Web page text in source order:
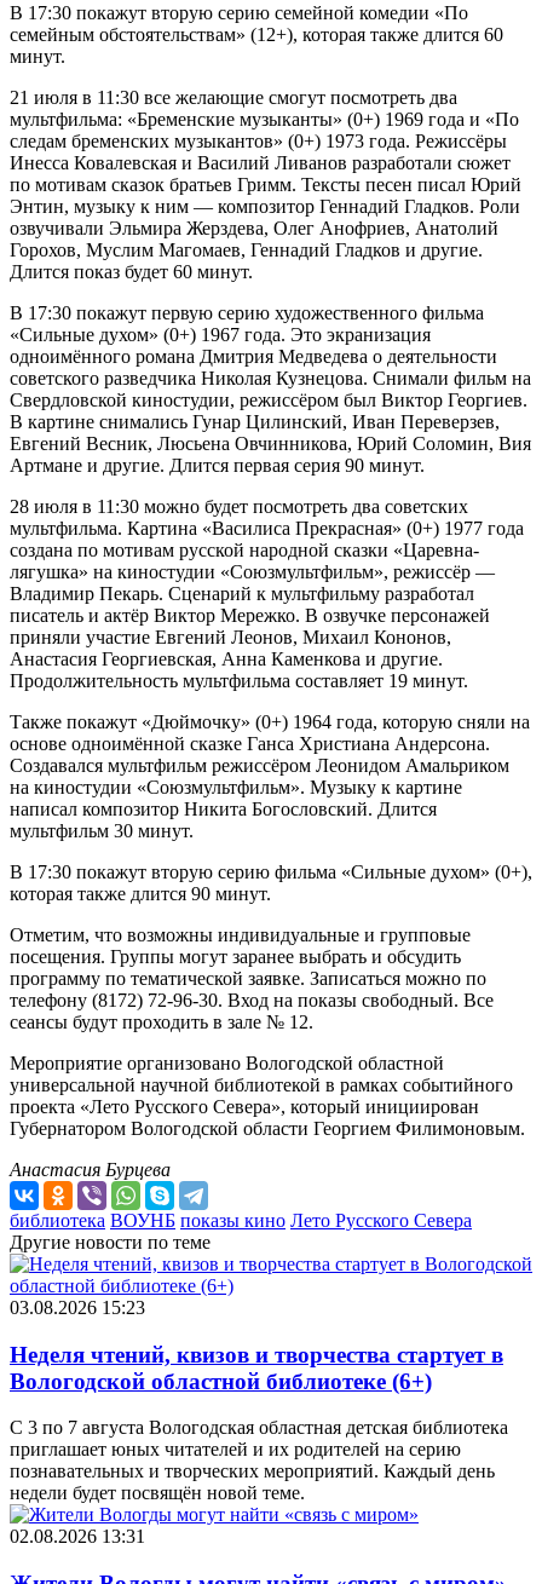
В 17:30 покажут вторую серию семейной комедии «По
семейным обстоятельствам» (12+), которая также длится 60
минут.
21 июля в 11:30 все желающие смогут посмотреть два
мультфильма: «Бременские музыканты» (0+) 1969 года и «По
следам бременских музыкантов» (0+) 1973 года. Режиссёры
Инесса Ковалевская и Василий Ливанов разработали сюжет
по мотивам сказок братьев Гримм. Тексты песен писал Юрий
Энтин, музыку к ним — композитор Геннадий Гладков. Роли
озвучивали Эльмира Жерздева, Олег Анофриев, Анатолий
Горохов, Муслим Магомаев, Геннадий Гладков и другие.
Длится показ будет 60 минут.
В 17:30 покажут первую серию художественного фильма
«Сильные духом» (0+) 1967 года. Это экранизация
одноимённого романа Дмитрия Медведева о деятельности
советского разведчика Николая Кузнецова. Снимали фильм на
Свердловской киностудии, режиссёром был Виктор Георгиев.
В картине снимались Гунар Цилинский, Иван Переверзев,
Евгений Весник, Люсьена Овчинникова, Юрий Соломин, Вия
Артмане и другие. Длится первая серия 90 минут.
28 июля в 11:30 можно будет посмотреть два советских
мультфильма. Картина «Василиса Прекрасная» (0+) 1977 года
создана по мотивам русской народной сказки «Царевна-
лягушка» на киностудии «Союзмультфильм», режиссёр —
Владимир Пекарь. Сценарий к мультфильму разработал
писатель и актёр Виктор Мережко. В озвучке персонажей
приняли участие Евгений Леонов, Михаил Кононов,
Анастасия Георгиевская, Анна Каменкова и другие.
Продолжительность мультфильма составляет 19 минут.
Также покажут «Дюймочку» (0+) 1964 года, которую сняли на
основе одноимённой сказке Ганса Христиана Андерсона.
Создавался мультфильм режиссёром Леонидом Амальриком
на киностудии «Союзмультфильм». Музыку к картине
написал композитор Никита Богословский. Длится
мультфильм 30 минут.
В 17:30 покажут вторую серию фильма «Сильные духом» (0+),
которая также длится 90 минут.
Отметим, что возможны индивидуальные и групповые
посещения. Группы могут заранее выбрать и обсудить
программу по тематической заявке. Записаться можно по
телефону (8172) 72-96-30. Вход на показы свободный. Все
сеансы будут проходить в зале № 12.
Мероприятие организовано Вологодской областной
универсальной научной библиотекой в рамках событийного
проекта «Лето Русского Севера», который инициирован
Губернатором Вологодской области Георгием Филимоновым.
Анастасия Бурцева
библиотека ВОУНБ показы кино Лето Русского Севера
Другие новости по теме
03.08.2026 15:23
Неделя чтений, квизов и творчества стартует в
Вологодской областной библиотеке (6+)
С 3 по 7 августа Вологодская областная детская библиотека
приглашает юных читателей и их родителей на серию
познавательных и творческих мероприятий. Каждый день
недели будет посвящён новой теме.
02.08.2026 13:31